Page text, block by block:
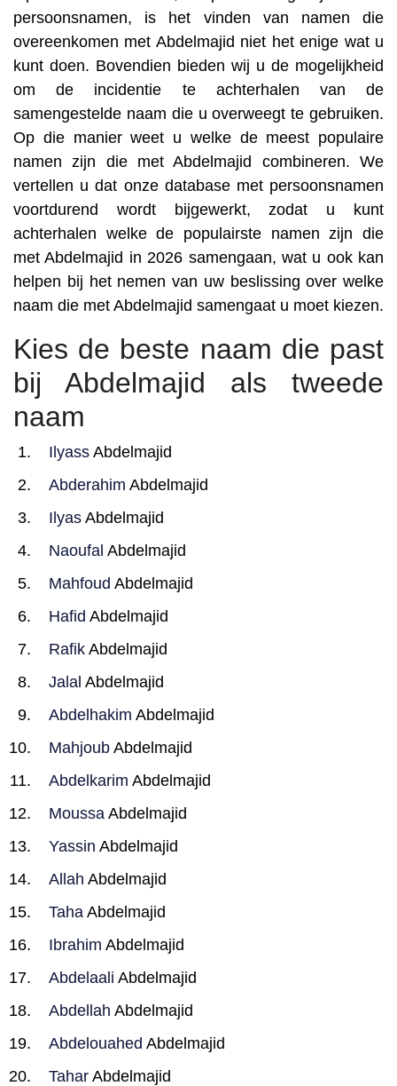
persoonsnamen, is het vinden van namen die
overeenkomen met Abdelmajid niet het enige wat u
kunt doen. Bovendien bieden wij u de mogelijkheid
om de incidentie te achterhalen van de
samengestelde naam die u overweegt te gebruiken.
Op die manier weet u welke de meest populaire
namen zijn die met Abdelmajid combineren. We
vertellen u dat onze database met persoonsnamen
voortdurend wordt bijgewerkt, zodat u kunt
achterhalen welke de populairste namen zijn die
met Abdelmajid in 2026 samengaan, wat u ook kan
helpen bij het nemen van uw beslissing over welke
naam die met Abdelmajid samengaat u moet kiezen.
Kies de beste naam die past
bij Abdelmajid als tweede
naam
Ilyass Abdelmajid
Abderahim Abdelmajid
Ilyas Abdelmajid
Naoufal Abdelmajid
Mahfoud Abdelmajid
Hafid Abdelmajid
Rafik Abdelmajid
Jalal Abdelmajid
Abdelhakim Abdelmajid
Mahjoub Abdelmajid
Abdelkarim Abdelmajid
Moussa Abdelmajid
Yassin Abdelmajid
Allah Abdelmajid
Taha Abdelmajid
Ibrahim Abdelmajid
Abdelaali Abdelmajid
Abdellah Abdelmajid
Abdelouahed Abdelmajid
Tahar Abdelmajid